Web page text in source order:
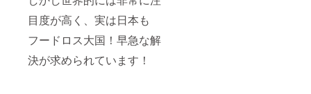
目度が高く、実は日本も
フードロス大国！早急な解
決が求められています！